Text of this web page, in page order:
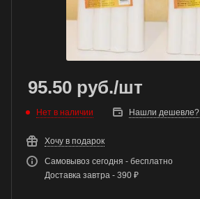
95.50 руб./шт
Нет в наличии Нашли дешевле?
Хочу в подарок
Самовывоз сегодня - бесплатно
Доставка завтра - 390 ₽